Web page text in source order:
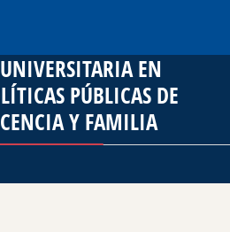
EN
PÚBLICAS DE
Y FAMILIA